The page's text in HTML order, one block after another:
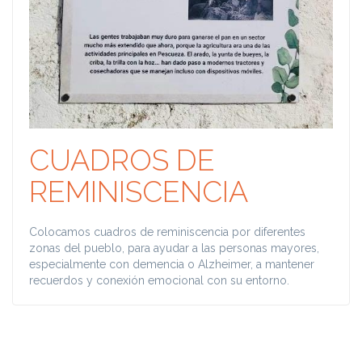
CUADROS DE
REMINISCENCIA
Colocamos cuadros de reminiscencia por diferentes
zonas del pueblo, para ayudar a las personas mayores,
especialmente con demencia o Alzheimer, a mantener
recuerdos y conexión emocional con su entorno.